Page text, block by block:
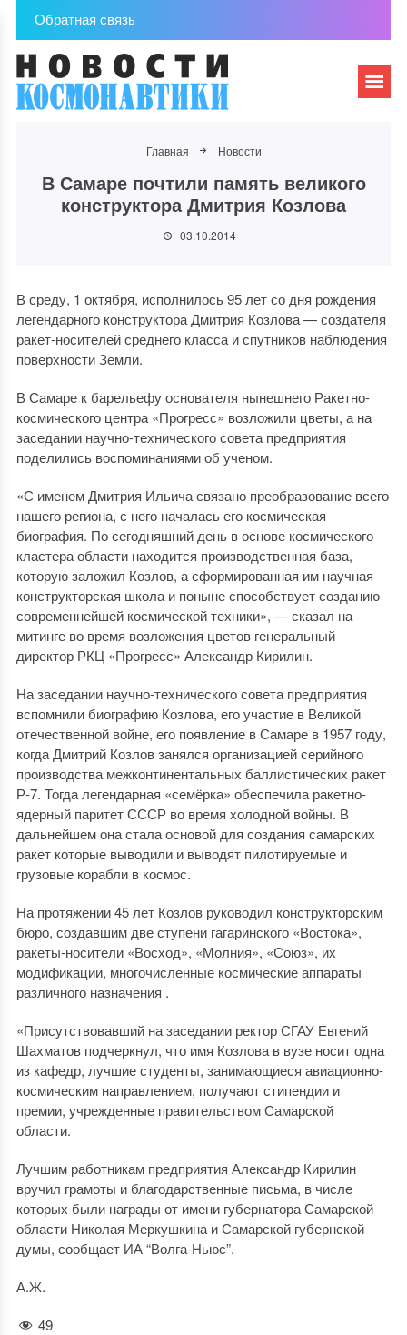
Обратная связь
Главная Новости
В Самаре почтили память великого
конструктора Дмитрия Козлова
03.10.2014
В среду, 1 октября, исполнилось 95 лет со дня рождения
легендарного конструктора Дмитрия Козлова — создателя
ракет-носителей среднего класса и спутников наблюдения
поверхности Земли.
В Самаре к барельефу основателя нынешнего Ракетно-
космического центра «Прогресс» возложили цветы, а на
заседании научно-технического совета предприятия
поделились воспоминаниями об ученом.
«С именем Дмитрия Ильича связано преобразование всего
нашего региона, с него началась его космическая
биография. По сегодняшний день в основе космического
кластера области находится производственная база,
которую заложил Козлов, а сформированная им научная
конструкторская школа и поныне способствует созданию
современнейшей космической техники», — сказал на
митинге во время возложения цветов генеральный
директор РКЦ «Прогресс» Александр Кирилин.
На заседании научно-технического совета предприятия
вспомнили биографию Козлова, его участие в Великой
отечественной войне, его появление в Самаре в 1957 году,
когда Дмитрий Козлов занялся организацией серийного
производства межконтинентальных баллистических ракет
Р-7. Тогда легендарная «семёрка» обеспечила ракетно-
ядерный паритет СССР во время холодной войны. В
дальнейшем она стала основой для создания самарских
ракет которые выводили и выводят пилотируемые и
грузовые корабли в космос.
На протяжении 45 лет Козлов руководил конструкторским
бюро, создавшим две ступени гагаринского «Востока»,
ракеты-носители «Восход», «Молния», «Союз», их
модификации, многочисленные космические аппараты
различного назначения .
«Присутствовавший на заседании ректор СГАУ Евгений
Шахматов подчеркнул, что имя Козлова в вузе носит одна
из кафедр, лучшие студенты, занимающиеся авиационно-
космическим направлением, получают стипендии и
премии, учрежденные правительством Самарской
области.
Лучшим работникам предприятия Александр Кирилин
вручил грамоты и благодарственные письма, в числе
которых были награды от имени губернатора Самарской
области Николая Меркушкина и Самарской губернской
думы, сообщает ИА “Волга-Ньюс”.
А.Ж.
49